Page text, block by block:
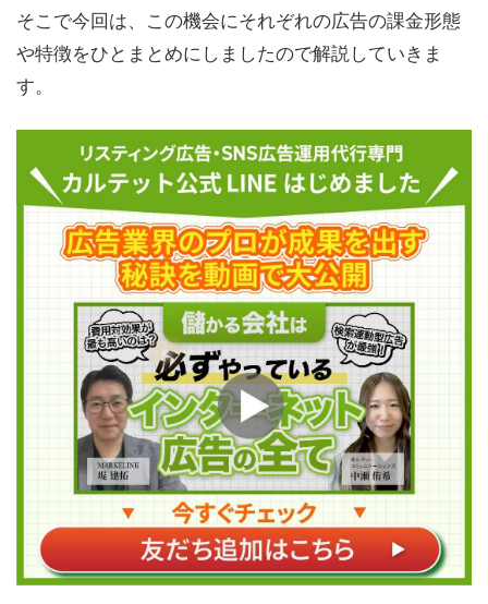
そこで今回は、この機会にそれぞれの広告の課金形態
や特徴をひとまとめにしましたので解説していきま
す。